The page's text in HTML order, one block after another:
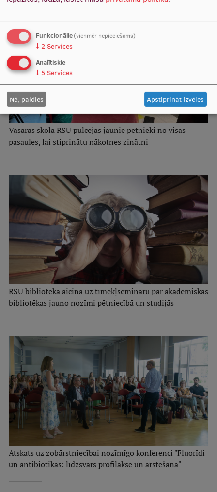
Vasaras skolā RSU pulcējās jaunie pētnieki no visas
pasaules, lai stiprinātu nākotnes zinātni
RSU bibliotēka aicina uz tīmekļsemināru par akadēmiskās
bibliotēkas jauno nozīmi pētniecībā un studijās
Atskats uz zobārstniecībai nozīmīgo konferenci "Fluorīdi
un antibiotikas: līdzsvars profilaksē un ārstēšanā"
Funkcionālie(vienmēr nepieciešams)
↓ 2 Services
Analītiskie
↓ 5 Services
Nē, paldies Apstiprināt izvēles